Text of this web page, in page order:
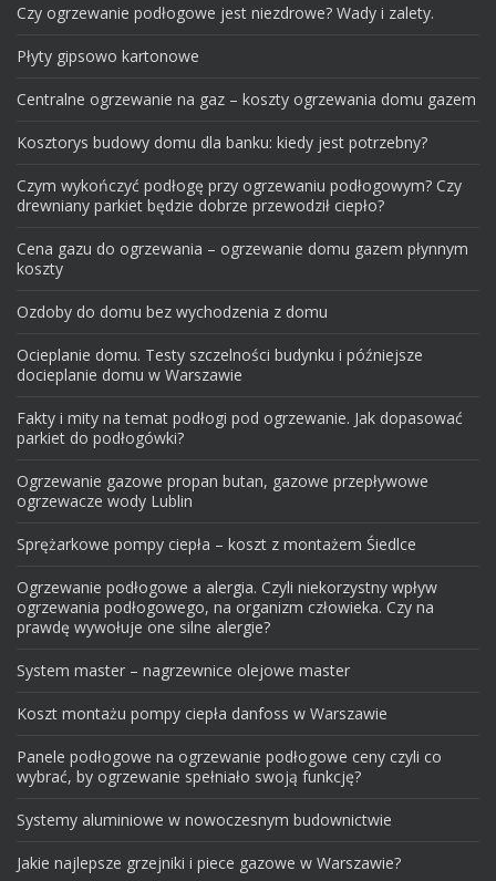
Czy ogrzewanie podłogowe jest niezdrowe? Wady i zalety.
Płyty gipsowo kartonowe
Centralne ogrzewanie na gaz – koszty ogrzewania domu gazem
Kosztorys budowy domu dla banku: kiedy jest potrzebny?
Czym wykończyć podłogę przy ogrzewaniu podłogowym? Czy
drewniany parkiet będzie dobrze przewodził ciepło?
Cena gazu do ogrzewania – ogrzewanie domu gazem płynnym
koszty
Ozdoby do domu bez wychodzenia z domu
Ocieplanie domu. Testy szczelności budynku i późniejsze
docieplanie domu w Warszawie
Fakty i mity na temat podłogi pod ogrzewanie. Jak dopasować
parkiet do podłogówki?
Ogrzewanie gazowe propan butan, gazowe przepływowe
ogrzewacze wody Lublin
Sprężarkowe pompy ciepła – koszt z montażem Śiedlce
Ogrzewanie podłogowe a alergia. Czyli niekorzystny wpływ
ogrzewania podłogowego, na organizm człowieka. Czy na
prawdę wywołuje one silne alergie?
System master – nagrzewnice olejowe master
Koszt montażu pompy ciepła danfoss w Warszawie
Panele podłogowe na ogrzewanie podłogowe ceny czyli co
wybrać, by ogrzewanie spełniało swoją funkcję?
Systemy aluminiowe w nowoczesnym budownictwie
Jakie najlepsze grzejniki i piece gazowe w Warszawie?